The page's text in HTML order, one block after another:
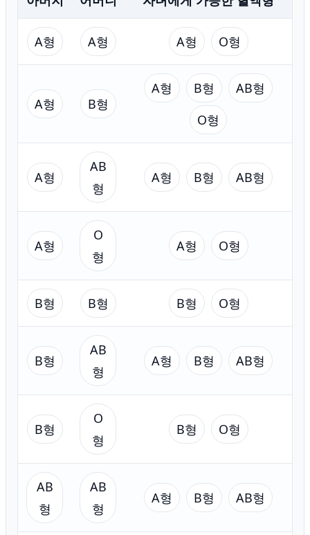
A형 A형 A형 O형
A형 B형
A형 B형
AB형
O형
A형
AB
형
A형 B형 AB형
A형
O
형
A형 O형
B형 B형 B형 O형
B형
AB
형
A형 B형 AB형
B형
O
형
B형 O형
AB
형
AB
형
A형 B형 AB형